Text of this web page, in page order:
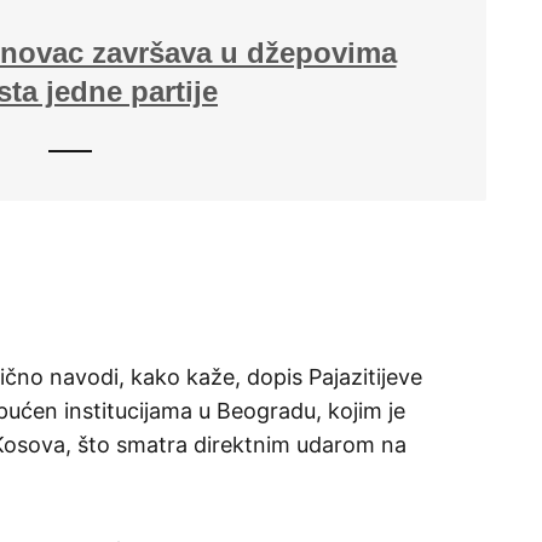
završava u džepovima
jedne partije
navodi, kako kaže, dopis Pajazitijeve
institucijama u Beogradu, kojim je
što smatra direktnim udarom na